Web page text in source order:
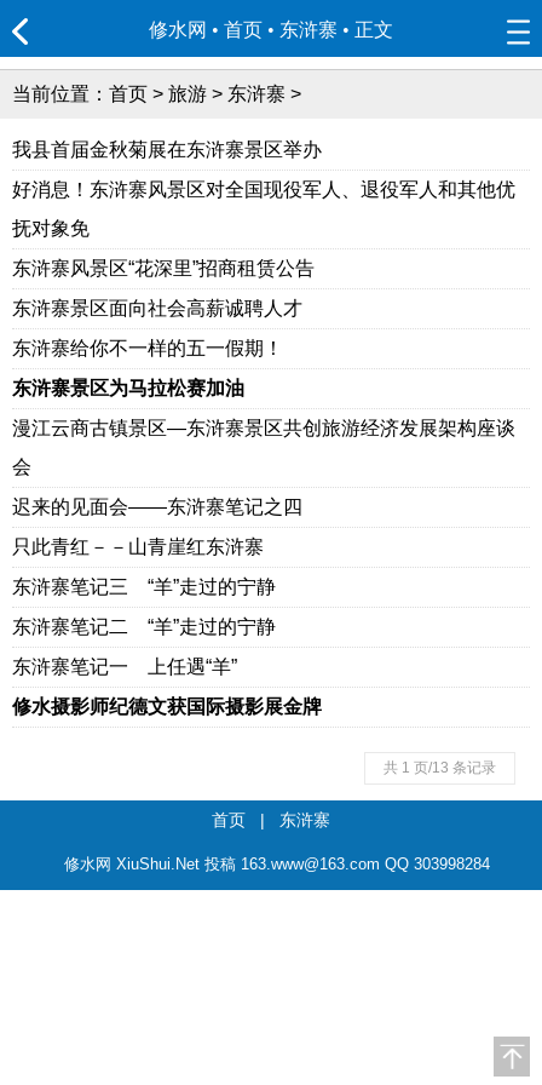
修水网 • 首页 • 东浒寨 • 正文
当前位置： 首页 > 旅游 > 东浒寨 >
我县首届金秋菊展在东浒寨景区举办
好消息！东浒寨风景区对全国现役军人、退役军人和其他优
抚对象免
东浒寨风景区“花深里”招商租赁公告
东浒寨景区面向社会高薪诚聘人才
东浒寨给你不一样的五一假期！
东浒寨景区为马拉松赛加油
漫江云商古镇景区—东浒寨景区共创旅游经济发展架构座谈
会
迟来的见面会——东浒寨笔记之四
只此青红－－山青崖红东浒寨
东浒寨笔记三 “羊”走过的宁静
东浒寨笔记二 “羊”走过的宁静
东浒寨笔记一 上任遇“羊”
修水摄影师纪德文获国际摄影展金牌
共 1 页/13 条记录
首页 | 东浒寨
修水网 XiuShui.Net 投稿 163.www@163.com QQ 303998284